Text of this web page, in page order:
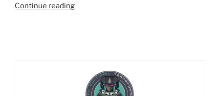
Continue reading“Transformers: